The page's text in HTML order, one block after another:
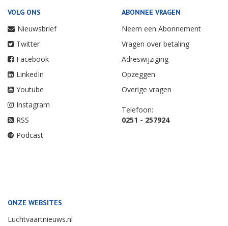
VOLG ONS
Nieuwsbrief
Twitter
Facebook
LinkedIn
Youtube
Instagram
RSS
Podcast
ABONNEE VRAGEN
Neem een Abonnement
Vragen over betaling
Adreswijziging
Opzeggen
Overige vragen
Telefoon:
0251 - 257924
ONZE WEBSITES
Luchtvaartnieuws.nl